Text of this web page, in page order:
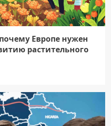
Европе нужен
растительного